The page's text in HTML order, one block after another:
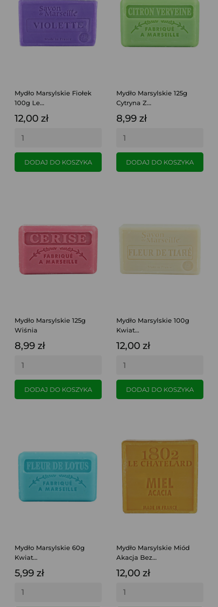
Mydło Marsylskie Fiołek
100g Le...
12,00 zł
DODAJ DO KOSZYKA
Mydło Marsylskie 125g
Cytryna Z...
8,99 zł
DODAJ DO KOSZYKA
Mydło Marsylskie 125g
Wiśnia
8,99 zł
DODAJ DO KOSZYKA
Mydło Marsylskie 100g
Kwiat...
12,00 zł
DODAJ DO KOSZYKA
Mydło Marsylskie 60g
Kwiat...
5,99 zł
Mydło Marsylskie Miód
Akacja Bez...
12,00 zł